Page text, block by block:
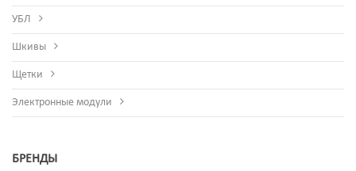
УБЛ
Шкивы
Щетки
Электронные модули
БРЕНДЫ